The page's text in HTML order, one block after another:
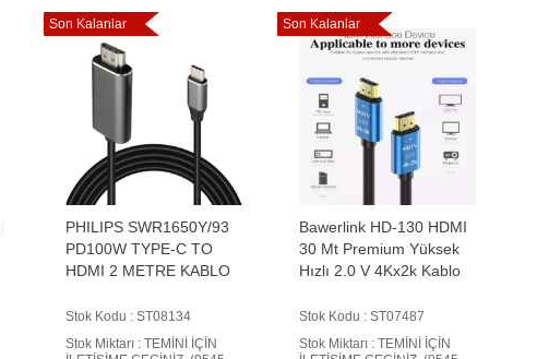
Son Kalanlar
PHILIPS SWR1650Y/93
PD100W TYPE-C TO
HDMI 2 METRE KABLO
Stok Kodu : ST08134
Stok Miktarı : TEMİNİ İÇİN
Son Kalanlar
Bawerlink HD-130 HDMI
30 Mt Premium Yüksek
Hızlı 2.0 V 4Kx2k Kablo
Stok Kodu : ST07487
Stok Miktarı : TEMİNİ İÇİN